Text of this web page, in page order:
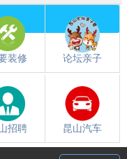
装修 论坛亲子
招聘 昆山汽车